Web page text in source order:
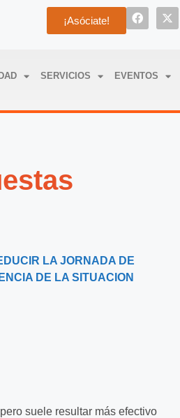
¡Asóciate!
SERVICIOS EVENTOS
LA JORNADA DE
DE LA SITUACION
suele resultar más efectivo